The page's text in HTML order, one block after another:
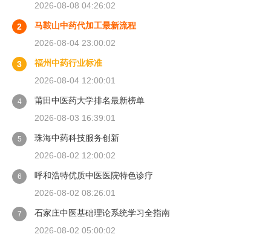
2026-08-08 04:26:02
2
马鞍山中药代加工最新流程
2026-08-04 23:00:02
3
福州中药行业标准
2026-08-04 12:00:01
4
莆田中医药大学排名最新榜单
2026-08-03 16:39:01
5
珠海中药科技服务创新
2026-08-02 12:00:02
6
呼和浩特优质中医医院特色诊疗
2026-08-02 08:26:01
7
石家庄中医基础理论系统学习全指南
2026-08-02 05:00:02